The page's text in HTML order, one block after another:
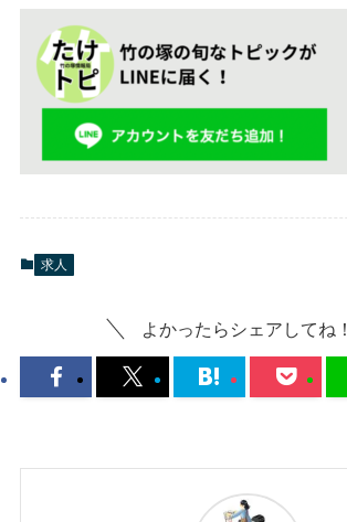
求人
よかったらシェアしてね！